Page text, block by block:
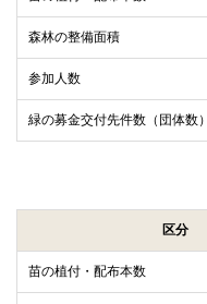
森林の整備面積
参加人数
緑の募金交付先件数（団体数）
区分
苗の植付・配布本数